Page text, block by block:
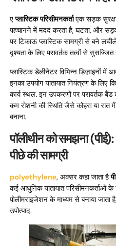
एप्लास्टिक परिसीमनकर्ताएक सड़क सुरक्षा
पहचानने में मदद करता है, घटता, और
पर टिकाऊ प्लास्टिक सामग्री से बने
दृश्यता के लिए परावर्तक तत्वों से सुसज्जित
प्लास्टिक डेलीनेटर विभिन्न डिज़ाइनों
इनका उपयोग यातायात नियंत्रण के लिए
कार्य स्थल. इन उपकरणों पर परावर्तक
कम रोशनी की स्थिति जैसे कोहरा या रात
बनाना.
पॉलीथीन को समझना
पीछे की सामग्री
polyethylene, अक्सर कहा जाता है
कई आधुनिक यातायात परिसीमनकर्ताओं
पोलीमराइजेशन के माध्यम से बनाया जाता
उपोत्पाद.